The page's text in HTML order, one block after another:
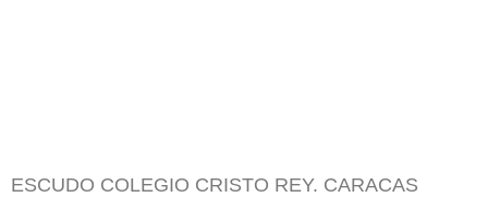
ESCUDO COLEGIO CRISTO REY. CARACAS